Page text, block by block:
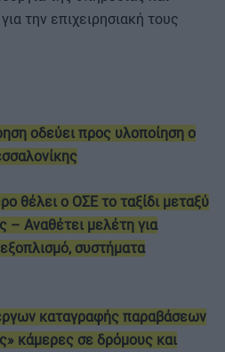
την επιχειρησιακή τους
οδεύει προς υλοποίηση ο
θέλει ο ΟΣΕ το ταξίδι μεταξύ
– Αναθέτει μελέτη για
συστήματα
καταγραφής παραβάσεων
κάμερες σε δρόμους και